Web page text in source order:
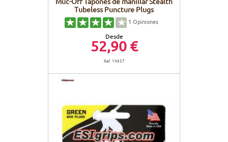
Tubeless Puncture Plugs
1 Opiniones
Desde
52,90 €
Ref. 14837